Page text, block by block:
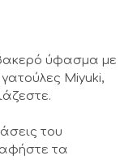
ύφασμα με
Miyuki,
του
τα